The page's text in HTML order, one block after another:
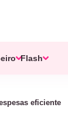
Flash
eficiente